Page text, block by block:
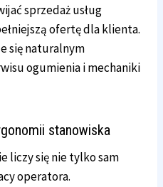
sprzedaż usług
ofertę dla klienta.
się naturalnym
ogumienia i mechaniki
stanowiska
liczy się nie tylko sam
operatora.